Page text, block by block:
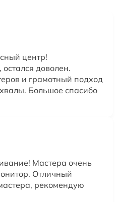
центр!
доволен.
и грамотный подход
Большое спасибо
Мастера очень
Отличный
рекомендую